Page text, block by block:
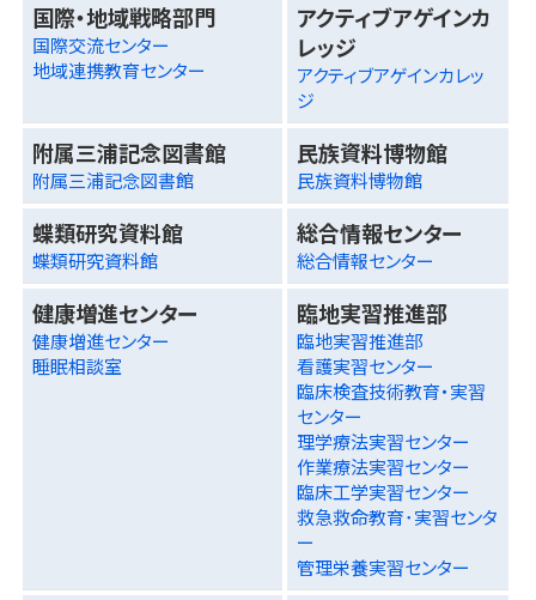
国際・地域戦略部門
国際交流センター
地域連携教育センター
アクティブアゲインカ
レッジ
アクティブアゲインカレッ
ジ
附属三浦記念図書館
附属三浦記念図書館
民族資料博物館
民族資料博物館
蝶類研究資料館
蝶類研究資料館
総合情報センター
総合情報センター
健康増進センター
健康増進センター
睡眠相談室
臨地実習推進部
臨地実習推進部
看護実習センター
臨床検査技術教育・実習
センター
理学療法実習センター
作業療法実習センター
臨床工学実習センター
救急救命教育･実習センタ
ー
管理栄養実習センター